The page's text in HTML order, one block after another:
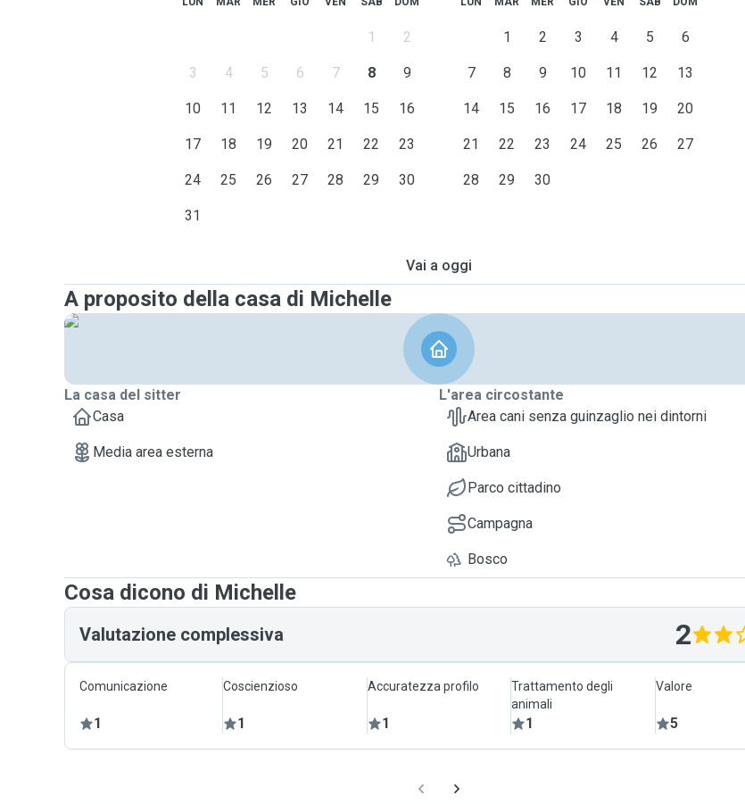
1 2
3 4 5 6 7 8 9
10 11 12 13 14 15 16
17 18 19 20 21 22 23
24 25 26 27 28 29 30
31
1 2 3 4 5 6
7 8 9 10 11 12 13
14 15 16 17 18 19 20
21 22 23 24 25 26 27
28 29 30
Vai a oggi
A proposito della casa di Michelle
La casa del sitter
Casa
Media area esterna
L'area circostante
Area cani senza guinzaglio nei dintorni
Urbana
Parco cittadino
Campagna
Bosco
Cosa dicono di Michelle
Valutazione complessiva 2
Comunicazione
1
Coscienzioso
1
Accuratezza profilo
1
Trattamento degli
animali
1
Valore
5